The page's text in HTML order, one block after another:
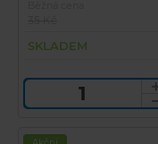
SKLADEM